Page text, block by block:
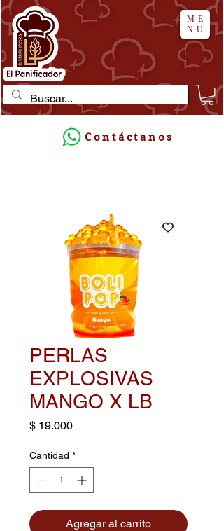
ME
NU
Contáctanos
PERLAS
EXPLOSIVAS
MANGO X LB
$ 19.000Precio
Cantidad *
Agregar al carrito